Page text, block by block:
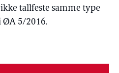
tallfeste samme type
ØA 5/2016.